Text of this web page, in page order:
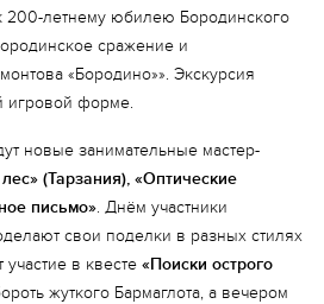
200-летнему юбилею Бородинского
сражение и
«Бородино»». Экскурсия
игровой форме.
новые занимательные мастер-
(Тарзания), «Оптические
письмо». Днём участники
свои поделки в разных стилях
участие в квесте «Поиски острого
жуткого Бармаглота, а вечером